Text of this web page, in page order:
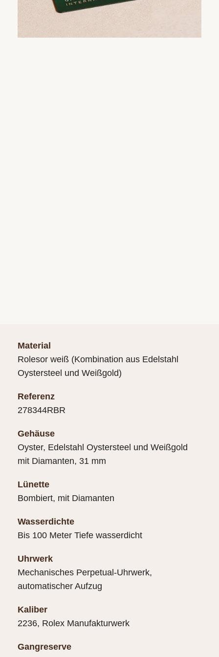
Kriterien bestanden hat.
Material
Rolesor weiß (Kombination aus Edelstahl
Oystersteel und Weißgold)
Referenz
278344RBR
Gehäuse
Oyster, Edelstahl Oystersteel und Weißgold
mit Diamanten, 31 mm
Lünette
Bombiert, mit Diamanten
Wasserdichte
Bis 100 Meter Tiefe wasserdicht
Uhrwerk
Mechanisches Perpetual-Uhrwerk,
automatischer Aufzug
Kaliber
2236, Rolex Manufakturwerk
Gangreserve